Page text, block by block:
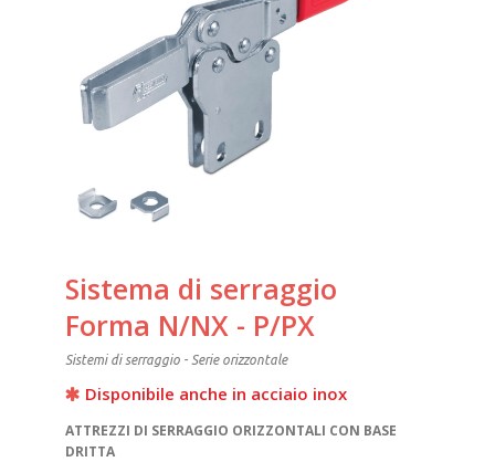
Sistema di serraggio
Forma N/NX - P/PX
Sistemi di serraggio - Serie orizzontale
Disponibile anche in acciaio inox
ATTREZZI DI SERRAGGIO ORIZZONTALI CON BASE
DRITTA